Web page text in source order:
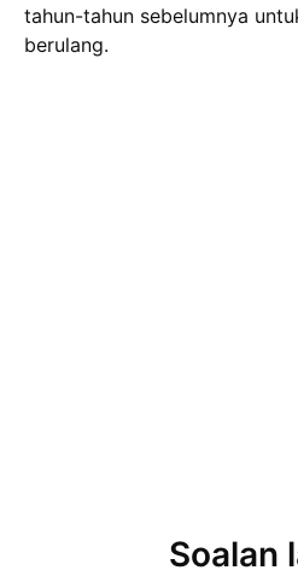
tahun-tahun sebelumnya
berulang.
Soalan